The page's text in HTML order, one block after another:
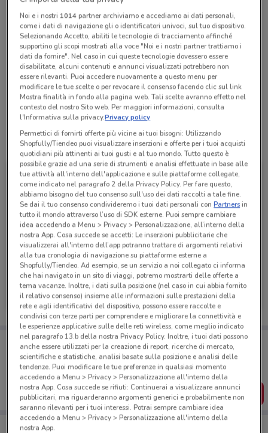
Chiama il negozio
Lunedì n.d.
Martedì n.d.
Mercoledì n.d.
Giovedì n.d.
Venerdì n.d.
Sabato n.d.
Domenica n.d.
00803971788
Punto Sport
Tutte le promozioni di questo negozio
Freddy
Scade il 22/09
Porta DoveConviene sempre con te!
Puoi trovare le migliori offerte dei negozi vicino a te,
salvarle e creare la tua lista del risparmio, comodamente
dal tuo cellulare.
SCARICA L’APP
Noi e i nostri 1014partner archiviamo e accediamo ai dati personali,
come i dati di navigazione gli o identificatori univoci, sul tuo dispositivo.
Selezionando Accetto, abiliti le tecnologie di tracciamento affinché
supportino gli scopi mostrati alla voce "Noi e i nostri partner trattiamo i
dati da fornire". Nel caso in cui queste tecnologie dovessero essere
disabilitate, alcuni contenuti e annunci visualizzati potrebbero non
essere rilevanti. Puoi accedere nuovamente a questo menu per
modificare le tue scelte o per revocare il consenso facendo clic sul link
Mostra finalità in fondo alla pagina web. Tali scelte avranno effetto nel
contesto del nostro Sito web. Per maggiori informazioni, consulta
l'Informativa sulla privacy.Privacy policy
Permettici di fornirti offerte più vicine ai tuoi bisogni: Utilizzando
Shopfully/Tiendeo puoi visualizzare inserzioni e offerte per i tuoi acquisti
quotidiani più attinenti ai tuoi gusti e al tuo mondo. Tutto questo è
possibile grazie ad una serie di strumenti e analisi effettuate in base alle
tue attività all'interno dell'applicazione e sulle piattaforme collegate,
come indicato nel paragrafo 2 della Privacy Policy. Per fare questo,
abbiamo bisogno del tuo consenso sull'uso dei dati raccolti a tale fine.
Se dai il tuo consenso condivideremo i tuoi dati personali conPartnersin
tutto il mondo attraverso l’uso di SDK esterne. Puoi sempre cambiare
idea accedendo a Menu > Privacy > Personalizzazione, all’interno della
nostra App. Cosa succede se accetti: Le inserzioni pubblicitarie che
visualizzerai all'interno dell’app potranno trattare di argomenti relativi
alla tua cronologia di navigazione su piattaforme esterne a
Shopfully/Tiendeo. Ad esempio, se un servizio a noi collegato ci informa
che hai navigato in un sito di viaggi, potremo mostrarti delle offerte a
tema vacanze. Inoltre, i dati sulla posizione (nel caso in cui abbia fornito
il relativo consenso) insieme alle informazioni sulle prestazioni della
rete e agli identificativi del dispositivo, possono essere raccolte e
condivisi con terze parti per comprendere e migliorare la connettività e
le esperienze applicative sulle delle reti wireless, come meglio indicato
nel paragrafo 13.b della nostra Privacy Policy. Inoltre, i tuoi dati possono
anche essere utilizzati per la creazione di report, ricerche di mercato,
scientifiche e statistiche, analisi basate sulla posizione e analisi delle
tendenze. Puoi modificare le tue preferenze in qualsiasi momento
accedendo a Menu > Privacy > Personalizzazione all'interno della
nostra App. Cosa succede se rifiuti: Continuerai a visualizzare annunci
pubblicitari, ma riguarderanno argomenti generici e probabilmente non
saranno rilevanti per i tuoi interessi. Potrai sempre cambiare idea
accedendo a Menu > Privacy > Personalizzazione all'interno della
nostra App.